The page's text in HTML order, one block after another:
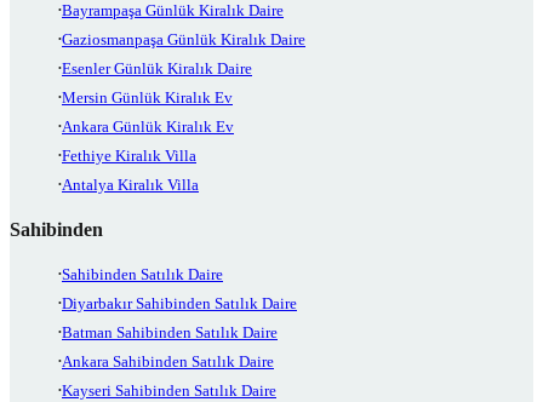
Bayrampaşa Günlük Kiralık Daire
Gaziosmanpaşa Günlük Kiralık Daire
Esenler Günlük Kiralık Daire
Mersin Günlük Kiralık Ev
Ankara Günlük Kiralık Ev
Fethiye Kiralık Villa
Antalya Kiralık Villa
Sahibinden
Sahibinden Satılık Daire
Diyarbakır Sahibinden Satılık Daire
Batman Sahibinden Satılık Daire
Ankara Sahibinden Satılık Daire
Kayseri Sahibinden Satılık Daire